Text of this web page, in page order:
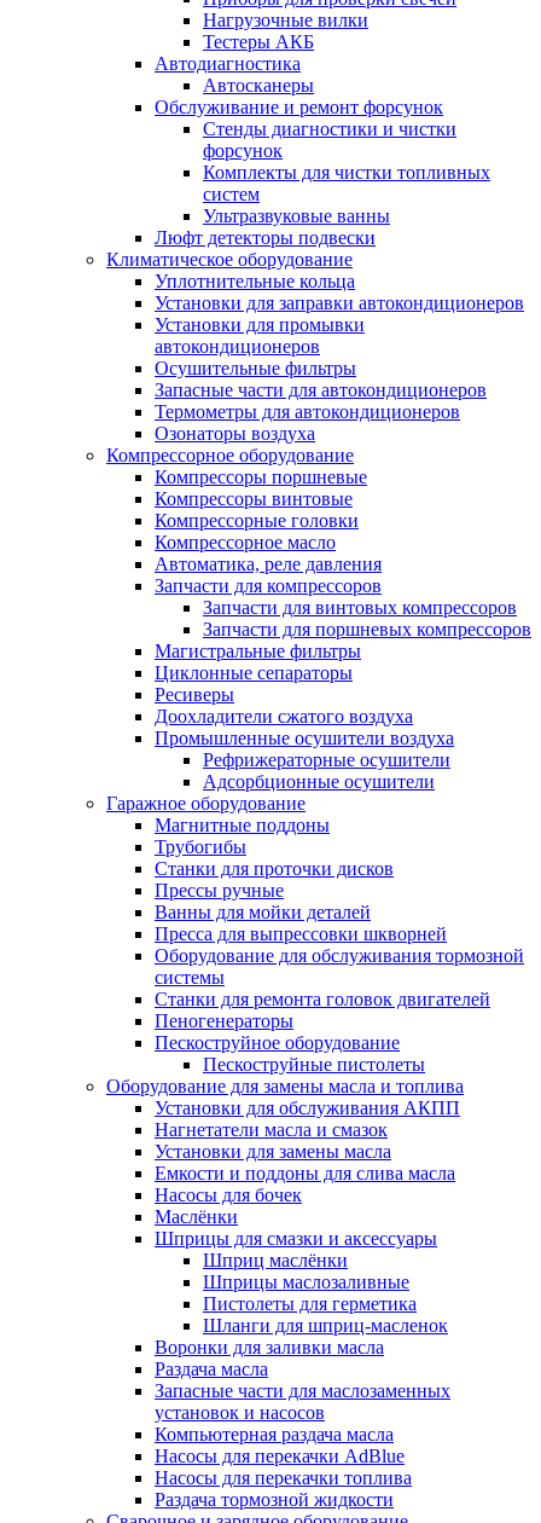
Нагрузочные вилки
Тестеры АКБ
Автодиагностика
Автосканеры
Обслуживание и ремонт форсунок
Стенды диагностики и чистки
форсунок
Комплекты для чистки топливных
систем
Ультразвуковые ванны
Люфт детекторы подвески
Климатическое оборудование
Уплотнительные кольца
Установки для заправки автокондиционеров
Установки для промывки
автокондиционеров
Осушительные фильтры
Запасные части для автокондиционеров
Термометры для автокондиционеров
Озонаторы воздуха
Компрессорное оборудование
Компрессоры поршневые
Компрессоры винтовые
Компрессорные головки
Компрессорное масло
Автоматика, реле давления
Запчасти для компрессоров
Запчасти для винтовых компрессоров
Запчасти для поршневых компрессоров
Магистральные фильтры
Циклонные сепараторы
Ресиверы
Доохладители сжатого воздуха
Промышленные осушители воздуха
Рефрижераторные осушители
Адсорбционные осушители
Гаражное оборудование
Магнитные поддоны
Трубогибы
Станки для проточки дисков
Прессы ручные
Ванны для мойки деталей
Пресса для выпрессовки шкворней
Оборудование для обслуживания тормозной
системы
Станки для ремонта головок двигателей
Пеногенераторы
Пескоструйное оборудование
Пескоструйные пистолеты
Оборудование для замены масла и топлива
Установки для обслуживания АКПП
Нагнетатели масла и смазок
Установки для замены масла
Емкости и поддоны для слива масла
Насосы для бочек
Маслёнки
Шприцы для смазки и аксессуары
Шприц маслёнки
Шприцы маслозаливные
Пистолеты для герметика
Шланги для шприц-масленок
Воронки для заливки масла
Раздача масла
Запасные части для маслозаменных
установок и насосов
Компьютерная раздача масла
Насосы для перекачки AdBlue
Насосы для перекачки топлива
Раздача тормозной жидкости